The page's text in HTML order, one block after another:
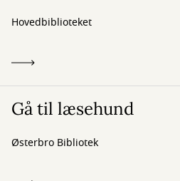
Hovedbiblioteket
Gå til læsehund
Østerbro Bibliotek